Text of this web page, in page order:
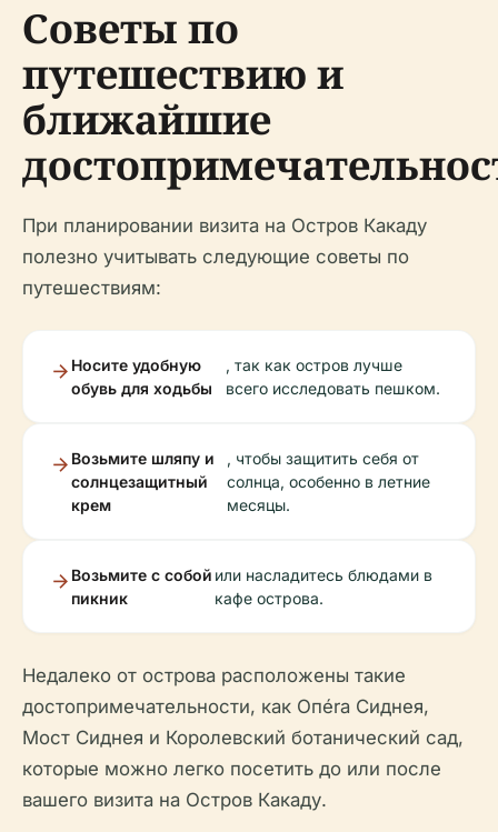
Советы по
путешествию и
ближайшие
При планировании визита на Остров Какаду
полезно учитывать следующие советы по
путешествиям:
Носите удобную
обувь для ходьбы
, так как остров лучше
всего исследовать пешком.
Возьмите шляпу и
солнцезащитный
крем
, чтобы защитить себя от
солнца, особенно в летние
месяцы.
Возьмите с собой
пикник
или насладитесь блюдами в
кафе острова.
Недалеко от острова расположены такие
достопримечательности, как Опéra Сиднея,
Мост Сиднея и Королевский ботанический сад,
которые можно легко посетить до или после
вашего визита на Остров Какаду.